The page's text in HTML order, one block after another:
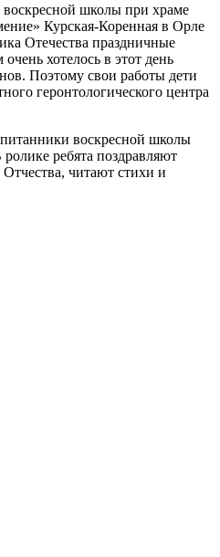
школы при храме
Курская-Коренная в Орле
Отечества праздничные
хотелось в этот день
Поэтому свои работы дети
геронтологического центра
воскресной школы
ребята поздравляют
читают стихи и